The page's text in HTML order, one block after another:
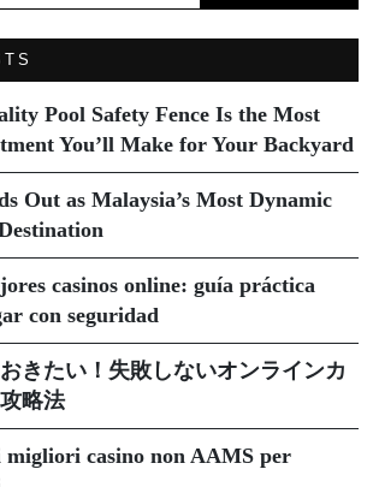
Pool Safety Fence Is the Most
You’ll Make for Your Backyard
Out as Malaysia’s Most Dynamic
casinos online: guía práctica
con seguridad
きたい！失敗しないオンラインカ
略法
casino non AAMS per